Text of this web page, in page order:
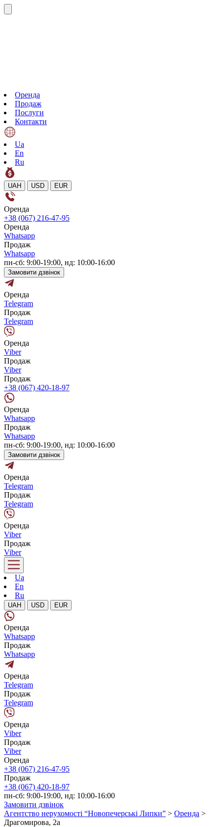
Оренда
Продаж
Послуги
Контакти
Ua
En
Ru
UAH USD EUR
Оренда
+38 (067) 216-47-95
Оренда
Whatsapp
Продаж
Whatsapp
пн-сб: 9:00-19:00, нд: 10:00-16:00
Замовити дзвінок
Оренда
Telegram
Продаж
Telegram
Оренда
Viber
Продаж
Viber
Продаж
+38 (067) 420-18-97
Оренда
Whatsapp
Продаж
Whatsapp
пн-сб: 9:00-19:00, нд: 10:00-16:00
Замовити дзвінок
Оренда
Telegram
Продаж
Telegram
Оренда
Viber
Продаж
Viber
Ua
En
Ru
UAH USD EUR
Оренда
Whatsapp
Продаж
Whatsapp
Оренда
Telegram
Продаж
Telegram
Оренда
Viber
Продаж
Viber
Оренда
+38 (067) 216-47-95
Продаж
+38 (067) 420-18-97
пн-сб: 9:00-19:00, нд: 10:00-16:00
Замовити дзвінок
Агентство нерухомості “Новопечерські Липки” > Оренда >
Драгомирова, 2а